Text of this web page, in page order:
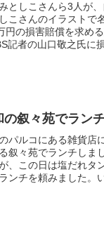
としこさんら3人が
こさんのイラストで
円の損害賠償を求め
記者の山口敬之氏に
の叙々苑でラン
パルコにある雑貨店
叙々苑でランチしま
、この日は塩だれタ
ンチを頼みました。